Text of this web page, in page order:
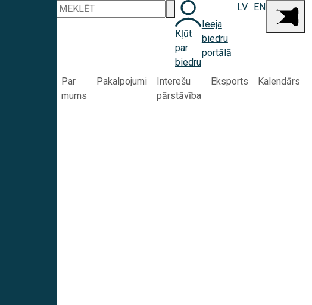
Kļūt
par
biedru
Ieeja
biedru
portālā
LV EN
Par
mums
Pakalpojumi
Interešu
pārstāvība
Eksports Kalendārs